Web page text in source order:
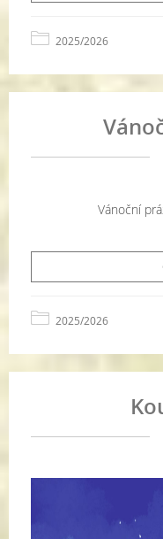
2025/2026
Vánoční
2025/2026